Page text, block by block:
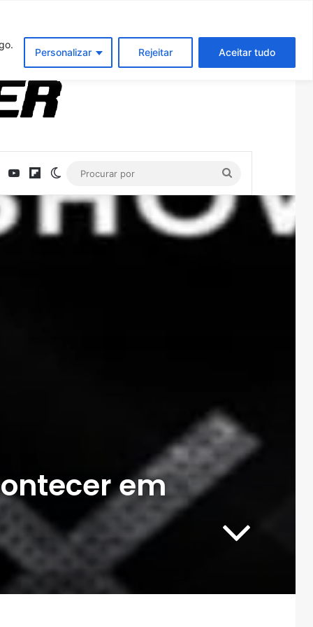
Personalizar Rejeitar Aceitar tudo
YouTubeFlipboardSwitch skin
por
em